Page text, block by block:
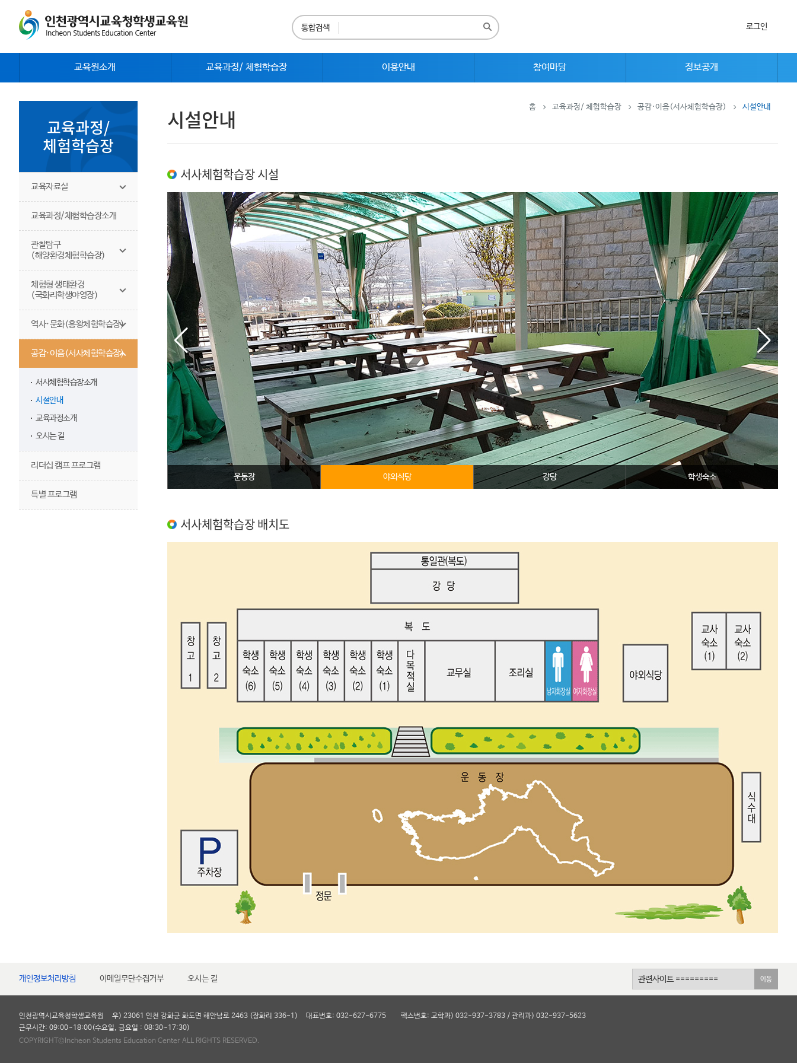
통합검색 로그인
교육원소개 교육과정/ 체험학습장 이용안내 참여마당 정보공개
교육과정/
체험학습장
교육자료실
교육과정/체험학습장소개
관찰탐구
(해양환경체험학습장)
체험형 생태환경
(국화리학생야영장)
역사·문화(흥왕체험학습장)
공감·이음(서사체험학습장)
서사체험학습장소개
시설안내
교육과정소개
오시는 길
리더십 캠프 프로그램
특별 프로그램
홈 교육과정/ 체험학습장 공감·이음(서사체험학습장) 시설안내
시설안내
서사체험학습장 시설
운동장 야외식당 강당 학생숙소
서사체험학습장 배치도
개인정보처리방침 이메일무단수집거부 오시는 길 이동
인천광역시교육청학생교육원 우) 23061 인천 강화군 화도면 해안남로 2463 (장화리 336-1) 대표번호: 032-627-6775
팩스번호: 교학과) 032-937-3783 / 관리과) 032-937-5623
근무시간: 09:00~18:00(수요일, 금요일 : 08:30~17:30)
COPYRIGHT©Incheon Students Education Center ALL RIGHTS RESERVED.